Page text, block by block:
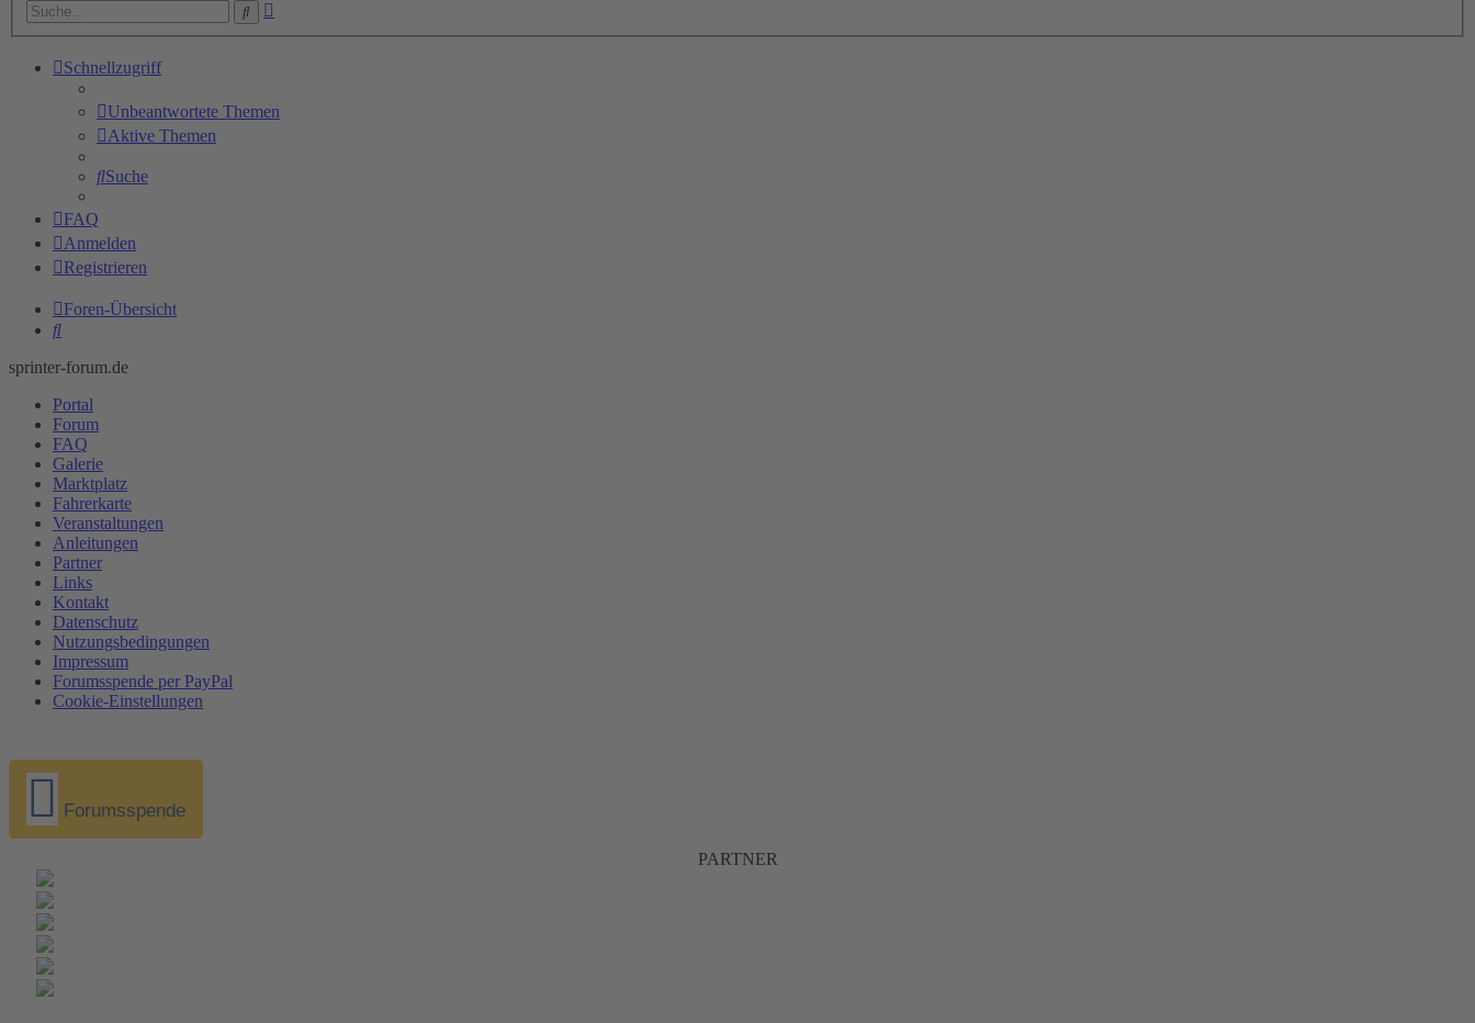
Suche
Schnellzugriff
Unbeantwortete Themen
Aktive Themen
Suche
FAQ
Anmelden
Registrieren
Foren-Übersicht
Suche
sprinter-forum.de
Portal
Forum
FAQ
Galerie
Marktplatz
Fahrerkarte
Veranstaltungen
Anleitungen
Partner
Links
Kontakt
Datenschutz
Nutzungsbedingungen
Impressum
Forumsspende per PayPal
Cookie-Einstellungen
Forumsspende
PARTNER